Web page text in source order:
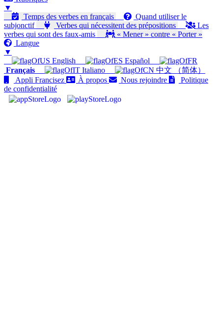
▼
Temps des verbes en français
Quand utiliser le
subjonctif
Verbes qui nécessitent des prépositions
Les
verbes qui sont des faux-amis
« Mener » contre « Porter »
Langue
▼
English
Español
Français
Italiano
中文 （简体）
Appli Francisez
À propos Nous rejoindre
Politique
de confidentialité